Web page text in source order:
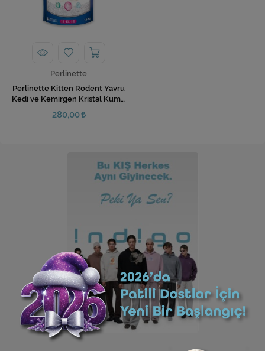
Perlinette
Perlinette Kitten Rodent Yavru
Kedi ve Kemirgen Kristal Kumu
1.5 Kg
280,00